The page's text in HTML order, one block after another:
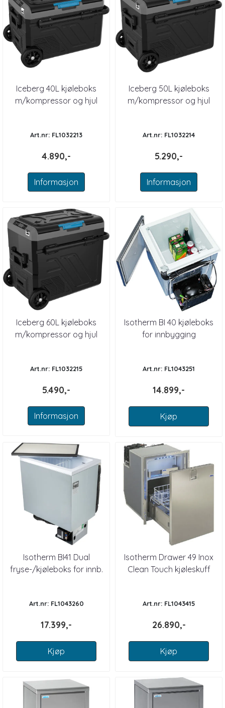
Iceberg 40L kjøleboks
m/kompressor og hjul
Art.nr: FL1032213
4.890,-
Informasjon
Iceberg 50L kjøleboks
m/kompressor og hjul
Art.nr: FL1032214
5.290,-
Informasjon
Iceberg 60L kjøleboks
m/kompressor og hjul
Art.nr: FL1032215
5.490,-
Informasjon
Isotherm BI 40 kjøleboks
for innbygging
Art.nr: FL1043251
14.899,-
Kjøp
Isotherm BI41 Dual
fryse-/kjøleboks for innb.
Art.nr: FL1043260
17.399,-
Kjøp
Isotherm Drawer 49 Inox
Clean Touch kjøleskuff
Art.nr: FL1043415
26.890,-
Kjøp